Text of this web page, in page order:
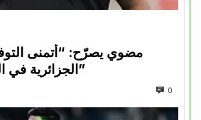
مضوي يصرّح: “أتمنى
الجزائرية في المسابقات القارية”
0